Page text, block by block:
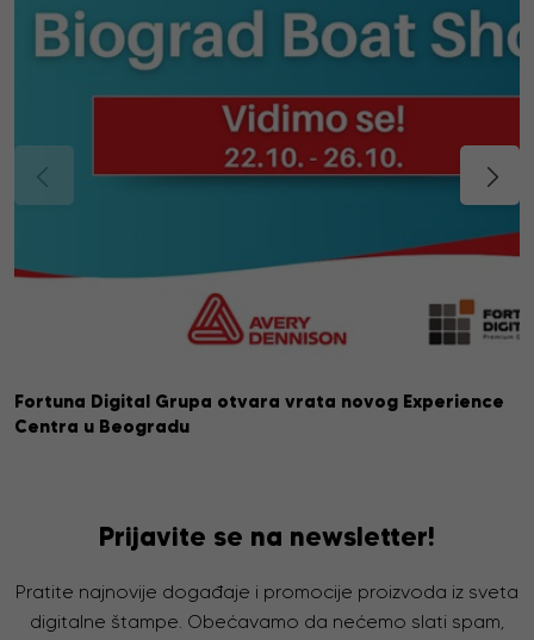
Fortuna Digital Grupa otvara vrata novog Experience
Centra u Beogradu
Prijavite se na newsletter!
Pratite najnovije događaje i promocije proizvoda iz sveta
digitalne štampe. Obećavamo da nećemo slati spam,